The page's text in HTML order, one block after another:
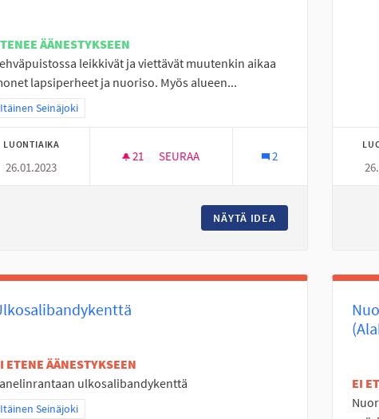
ÄÄNESTYKSEEN
leikkivät ja viettävät muutenkin aikaa
lapsiperheet ja nuoriso. Myös alueen...
Rajaa tulokset teeman mukaan: Itäinen Seinäjoki
Itäinen Seinäjoki
LUONTIAIKA
26.01.2023
21 21 SEURAAJAA
SEURAA
☆ HYLLYKALLION LEHVÄPUISTON
2
NÄYTÄ IDEA
ETENE ÄÄNESTYKSEEN
ulkosalibandykenttä
Rajaa tulokset teeman mukaan: Itäinen Seinäjoki
Itäinen Seinäjoki
EI